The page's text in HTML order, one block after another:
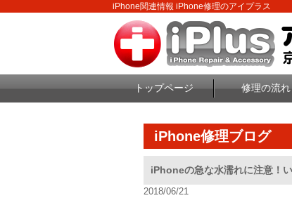
iPhone関連情報 iPhone修理のアイプラス
トップページ 修理の流れ
iPhone修理ブログ
2018/06/21